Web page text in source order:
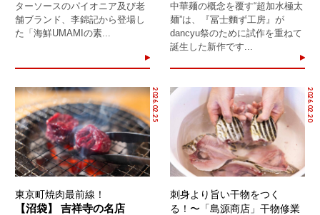
ターソースのパイオニア及び老
舗ブランド、李錦記から登場し
た「海鮮UMAMIの素...
中華麺の概念を覆す“超加水極太
麺”は、『冨士麵ず工房』が
dancyu祭のために試作を重ねて
誕生した新作です...
2026.02.25
東京町焼肉最前線！
【沼袋】 吉祥寺の名店
2026.02.20
刺身より旨い干物をつく
る！〜「島源商店」干物修業